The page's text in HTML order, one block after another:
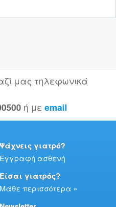
μας τηλεφωνικά
ή με email
Ψάχνεις γιατρό?
Εγγραφή ασθενή
Είσαι γιατρός?
Μάθε περισσότερα »